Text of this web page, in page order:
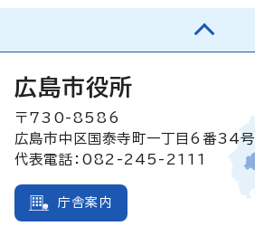
広島市役所
〒730-8586
広島市中区国泰寺町一丁目6番34号
代表電話：082-245-2111
庁舎案内